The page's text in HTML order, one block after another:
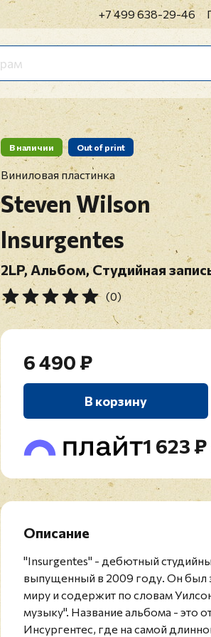
+7 499 638-29-46
В наличии Out of print
Виниловая пластинка
Steven Wilson
Insurgentes
2LP, Альбом, Студийная
(0)
6 490 ₽
В корзину
1 623 ₽
Описание
"Insurgentes" - дебютный
выпущенный в 2009 году. Он был
миру и содержит по словам
музыку". Название альбома - это
Инсургентес, где на самой